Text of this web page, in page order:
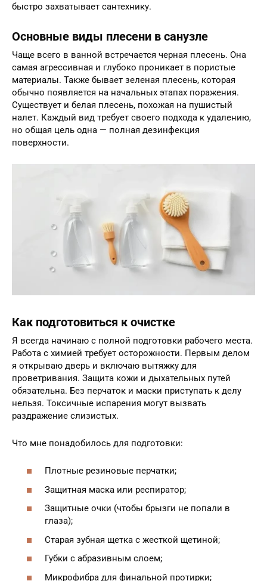
быстро захватывает сантехнику.
Основные виды плесени в санузле
Чаще всего в ванной встречается черная плесень. Она
самая агрессивная и глубоко проникает в пористые
материалы. Также бывает зеленая плесень, которая
обычно появляется на начальных этапах поражения.
Существует и белая плесень, похожая на пушистый
налет. Каждый вид требует своего подхода к удалению,
но общая цель одна — полная дезинфекция
поверхности.
Как подготовиться к очистке
Я всегда начинаю с полной подготовки рабочего места.
Работа с химией требует осторожности. Первым делом
я открываю дверь и включаю вытяжку для
проветривания. Защита кожи и дыхательных путей
обязательна. Без перчаток и маски приступать к делу
нельзя. Токсичные испарения могут вызвать
раздражение слизистых.
Что мне понадобилось для подготовки:
Плотные резиновые перчатки;
Защитная маска или респиратор;
Защитные очки (чтобы брызги не попали в
глаза);
Старая зубная щетка с жесткой щетиной;
Губки с абразивным слоем;
Микрофибра для финальной протирки;